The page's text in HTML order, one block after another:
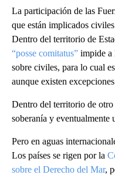
La participación de las
que están implicados
Dentro del territorio de
“posse comitatus” impide a
sobre civiles, para lo cual
aunque existen
Dentro del territorio de
soberanía y eventualmente
Pero en aguas
Los países se rigen por la
sobre el Derecho del Mar,